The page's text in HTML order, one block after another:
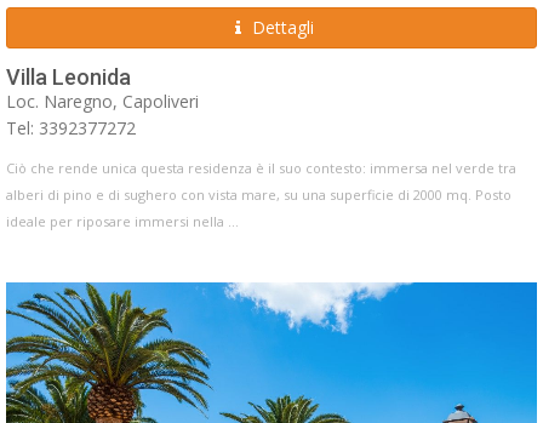
Dettagli
Villa Leonida
Loc. Naregno, Capoliveri
Tel: 3392377272
Ciò che rende unica questa residenza è il suo contesto: immersa nel verde tra
alberi di pino e di sughero con vista mare, su una superficie di 2000 mq. Posto
ideale per riposare immersi nella ...